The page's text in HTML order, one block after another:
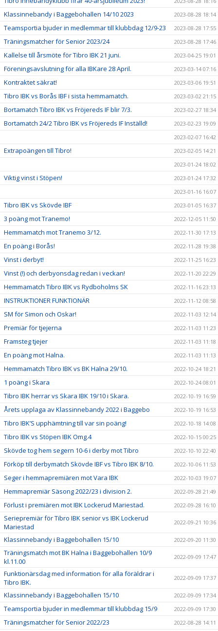
Klassinnebandy i Baggebohallen 14/10 2023 2023-08-28 18:14
Teamsportia bjuder in medlemmar till klubbdag 12/9-23 2023-08-28 17:55
Träningsmatcher för Senior 2023/24 2023-08-28 17:46
Kallelse till årsmöte för Tibro IBK 21 juni. 2023-04-25 19:01
Föreningsavslutning för alla IBKare 28 April. 2023-03-14 07:16
Kontraktet säkrat! 2023-03-06 19:51
Tibro IBK vs Borås IBF i sista hemmamatch. 2023-03-02 21:15
Bortamatch Tibro IBK vs Fröjereds IF blir 7/3. 2023-02-27 18:34
Bortamatch 24/2 Tibro IBK vs Fröjereds IF Inställd!
2023-02-23 19:09
2023-02-07 16:42
Extrapoängen till Tibro!
2023-02-05 14:21
2023-01-24 18:02
Viktig vinst i Stöpen!
2023-01-24 17:32
2023-01-16 16:07
Tibro IBK vs Skövde IBF 2023-01-05 16:37
3 poäng mot Tranemo! 2022-12-05 11:50
Hemmamatch mot Tranemo 3/12. 2022-11-30 17:13
En poäng i Borås! 2022-11-28 19:38
Vinst i derbyt! 2022-11-25 16:23
Vinst (!) och derbyonsdag redan i veckan! 2022-11-20 22:29
Hemmamatch Tibro IBK vs Rydboholms SK 2022-11-16 23:13
INSTRUKTIONER FUNKTIONÄR 2022-11-12 08:58
SM för Simon och Oskar! 2022-11-03 12:14
Premiär för tjejerna 2022-11-03 11:23
Framsteg tjejer 2022-11-03 11:18
En poäng mot Halna. 2022-11-03 11:13
Hemmamatch Tibro IBK vs BK Halna 29/10. 2022-10-24 18:21
1 poäng i Skara 2022-10-24 08:01
Tibro IBK herrar vs Skara IBK 19/10 i Skara. 2022-10-19 16:59
Årets upplaga av Klassinnebandy 2022 i Baggebo 2022-10-19 16:53
Tibro IBK’S upphämtning till var sin poäng! 2022-10-18 14:08
Tibro IBK vs Stöpen IBK Omg.4 2022-10-15 00:25
Skövde tog hem segern 10-6 i derby mot Tibro 2022-10-10 22:40
Förköp till derbymatch Skövde IBF vs Tibro IBK 8/10. 2022-10-06 11:53
Seger i hemmapremiären mot Vara IBK 2022-10-03 19:07
Hemmapremiär Säsong 2022/23 i division 2. 2022-09-28 21:49
Förlust i premiären mot IBK Lockerud Mariestad. 2022-09-28 16:10
Seriepremiär för Tibro IBK senior vs IBK Lockerud
Mariestad
2022-09-21 10:36
Klassinnebandy i Baggebohallen 15/10 2022-09-20 11:30
Träningsmatch mot BK Halna i Baggebohallen 10/9
kl.11.00
2022-09-09 17:47
Funktionärsdag med information för alla föräldrar i
Tibro IBK.
2022-09-09 17:37
Klassinnebandy i Baggebohallen 15/10 2022-09-09 17:34
Teamsportia bjuder in medlemmar till klubbdag 15/9 2022-09-09 17:30
Träningsmatcher för Senior 2022/23 2022-08-28 14:11